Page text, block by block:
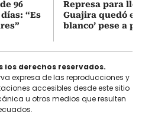
96
“Es
Represa para
Guajira quedó en
blanco’ pese a
los derechos reservados.
expresa de las reproducciones y
accesibles desde este sitio
u otros medios que resulten